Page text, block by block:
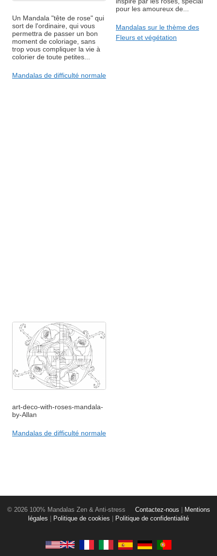
Un Mandala "tête de rose" qui
sort de l'ordinaire, qui vous
permettra de passer un bon
moment de coloriage, sans
trop vous compliquer la vie à
colorier de toute petites...
Mandalas de difficulté normale
pour les amoureux de...
Mandalas sur le thème des
Fleurs et végétation
art-deco-with-roses-mandala-
by-Allan
Mandalas de difficulté normale
© 2026 100% Mandalas Zen & Anti-stress Contactez-nous
Mentions
légales
Politique de cookies Politique de confidentialité